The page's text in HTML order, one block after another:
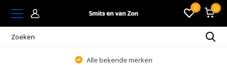
0 0
Alle bekende merken